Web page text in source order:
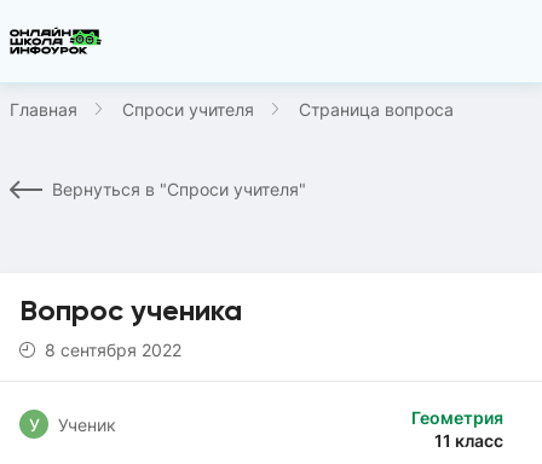
Главная Спроси учителя Страница вопроса
Вернуться в "Спроси учителя"
Вопрос ученика
8 сентября 2022
Геометрия
11 класс
У Ученик